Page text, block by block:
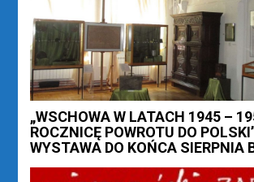
„WSCHOWA W LATACH 1945 –
ROCZNICĘ POWROTU DO
WYSTAWA DO KOŃCA SIERPNIA